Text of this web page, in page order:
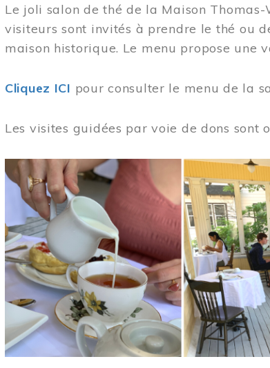
Le joli salon de thé de la Maison
visiteurs sont invités à prendre le thé ou
maison historique. Le menu propose une
Cliquez ICI pour consulter le menu de la
Les visites guidées par voie de dons sont
Image